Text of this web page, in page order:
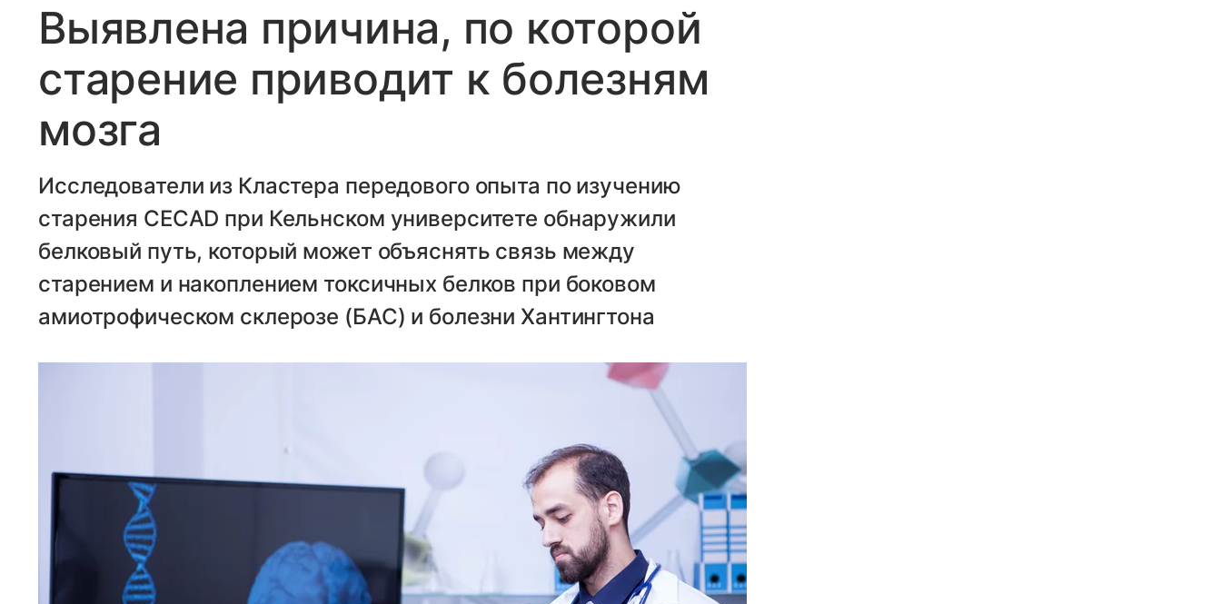
Выявлена причина, по которой
старение приводит к болезням
мозга
Исследователи из Кластера передового опыта по изучению
старения CECAD при Кельнском университете обнаружили
белковый путь, который может объяснять связь между
старением и накоплением токсичных белков при боковом
амиотрофическом склерозе (БАС) и болезни Хантингтона